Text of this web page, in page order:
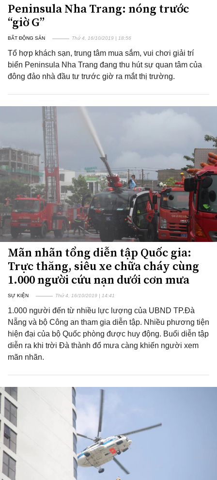
Peninsula Nha Trang: nóng trước
“giờ G”
BẤT ĐỘNG SẢN Thứ 4, 16/10/2019 | 18:56
Tổ hợp khách sạn, trung tâm mua sắm, vui chơi giải trí
biển Peninsula Nha Trang đang thu hút sự quan tâm của
đông đảo nhà đầu tư trước giờ ra mắt thị trường.
Mãn nhãn tổng diễn tập Quốc gia:
Trực thăng, siêu xe chữa cháy cùng
1.000 người cứu nạn dưới cơn mưa
SỰ KIỆN Thứ 4, 16/10/2019 | 14:41
1.000 người đến từ nhiều lực lượng của UBND TP.Đà
Nẵng và bộ Công an tham gia diễn tập. Nhiều phương tiện
hiện đại của bộ Quốc phòng được huy động. Buổi diễn tập
diễn ra khi trời Đà thành đổ mưa càng khiến người xem
mãn nhãn.